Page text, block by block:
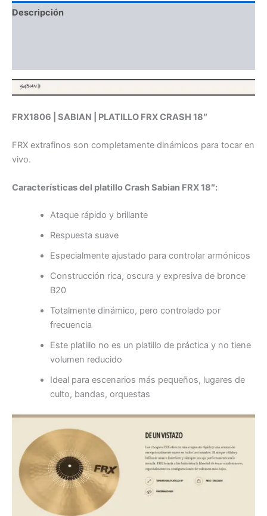
Descripción
FRX1806 | SABIAN | PLATILLO FRX CRASH 18″
FRX extrafinos son completamente dinámicos para tocar en
vivo.
Características del platillo Crash Sabian FRX 18″:
Ataque rápido y brillante
Respuesta suave
Especialmente ajustado para controlar armónicos
Construcción rica, oscura y expresiva de bronce
B20
Totalmente dinámico, pero controlado por
frecuencia
Este platillo no es un platillo de práctica y no tiene
volumen reducido
Ideal para escenarios más pequeños, lugares de
culto, bandas, orquestas